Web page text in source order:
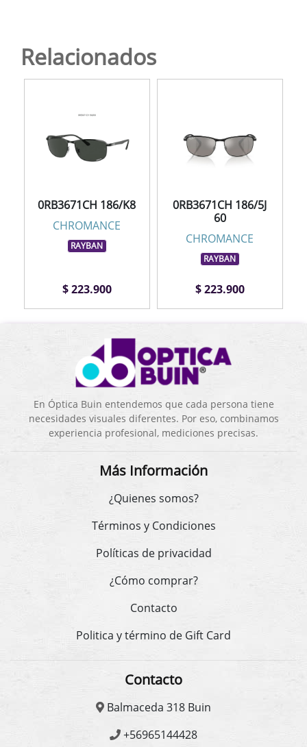
Relacionados
0RB3671CH 186/K8
CHROMANCE
RAYBAN
$ 223.900
0RB3671CH 186/5J
60
CHROMANCE
RAYBAN
$ 223.900
En Óptica Buin entendemos que cada persona tiene
necesidades visuales diferentes. Por eso, combinamos
experiencia profesional, mediciones precisas.
Más Información
¿Quienes somos?
Términos y Condiciones
Políticas de privacidad
¿Cómo comprar?
Contacto
Politica y término de Gift Card
Contacto
Balmaceda 318 Buin
+56965144428